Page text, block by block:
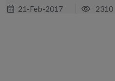
21-Feb-2017 2310